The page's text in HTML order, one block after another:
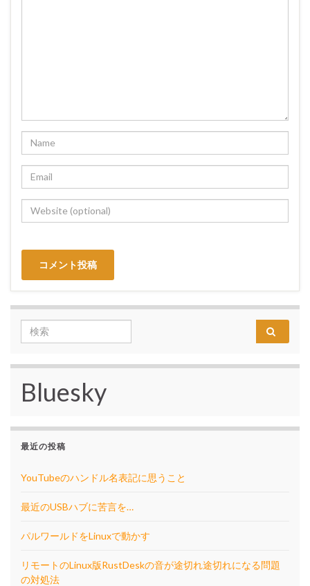
Search for:
Bluesky
最近の投稿
YouTubeのハンドル名表記に思うこと
最近のUSBハブに苦言を…
パルワールドをLinuxで動かす
リモートのLinux版RustDeskの音が途切れ途切れになる問題
の対処法